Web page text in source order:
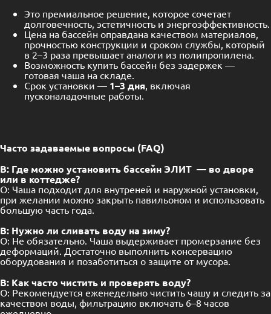
Это премиальное решение, которое сочетает
долговечность, эстетичность и энергоэффективность.
Цена на бассейн оправдана качеством материалов,
прочностью конструкции и сроком службы, который
в 2–3 раза превышает аналоги из полипропилена.
Возможность купить бассейн без задержек —
готовая чаша на складе.
Срок установки — 1–3 дня , включая
пусконаладочные работы.
Часто задаваемые вопросы (FAQ)
В: Где можно установить бассейнЭЛИТ — во дворе
или в коттедже?
О: Чаша подходит для внутреней и наружной установки,
при желании можно закрыть павильоном и использовать
большую часть года.
В: Нужно ли сливать воду на зиму?
О: Не обязательно. Чаша выдерживает промерзание без
деформаций. Достаточно выполнить консервацию
оборудования и позаботиться о защите от мусора.
В: Как часто чистить и проверять воду?
О: Рекомендуется еженедельно чистить чашу и следить за
качеством воды, фильтрацию включать 6–8 часов